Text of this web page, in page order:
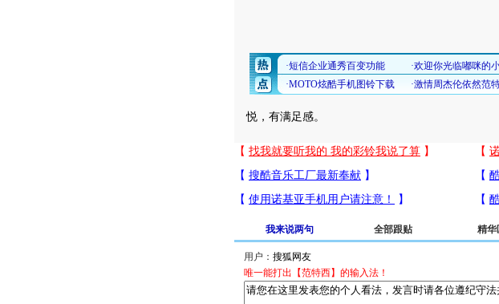
悦，有满足感。
我来说两句 全部跟贴 精华
用户：
唯一能打出【范特西】的输入法！